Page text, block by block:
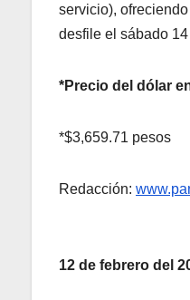
servicio),
desfile el sábado
*Precio del dólar
*$3,659.71 pesos
Redacción:
12 de febrero del